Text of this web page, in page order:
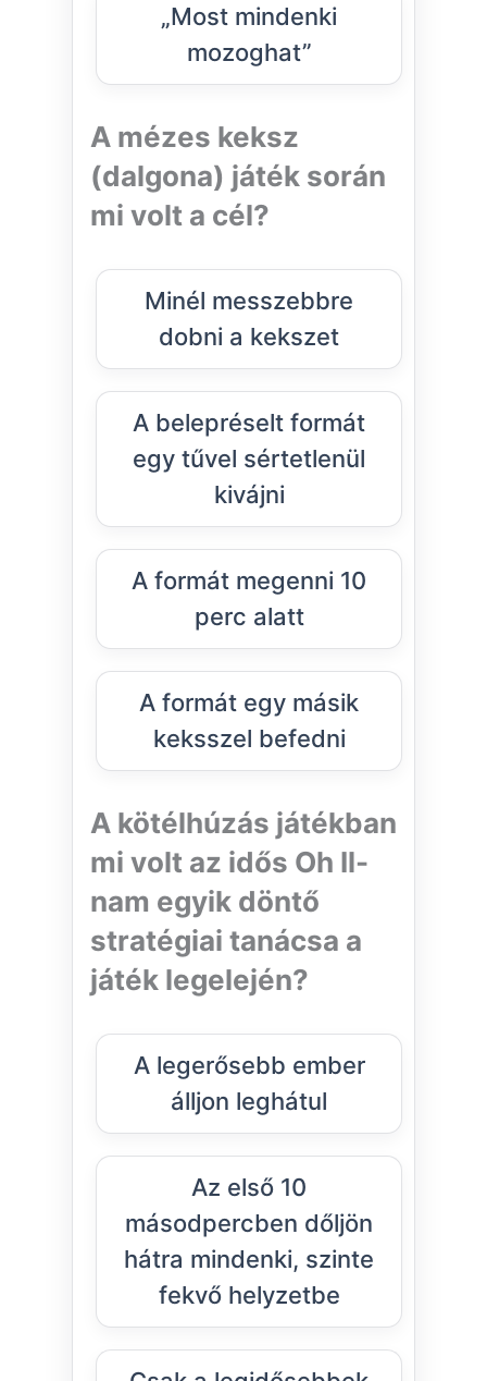
„Most mindenki
mozoghat”
A mézes keksz
(dalgona) játék során
mi volt a cél?
Minél messzebbre
dobni a kekszet
A belepréselt formát
egy tűvel sértetlenül
kivájni
A formát megenni 10
perc alatt
A formát egy másik
keksszel befedni
A kötélhúzás játékban
mi volt az idős Oh Il-
nam egyik döntő
stratégiai tanácsa a
játék legelején?
A legerősebb ember
álljon leghátul
Az első 10
másodpercben dőljön
hátra mindenki, szinte
fekvő helyzetbe